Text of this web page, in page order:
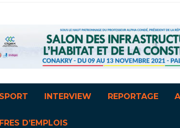
SPORT INTERVIEW REPORTAGE
D’EMPLOIS